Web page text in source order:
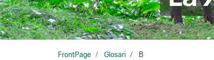
FrontPage Glosari B